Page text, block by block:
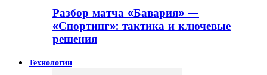
Разбор матча «Бавария» —
«Спортинг»: тактика и ключевые
решения
Технологии